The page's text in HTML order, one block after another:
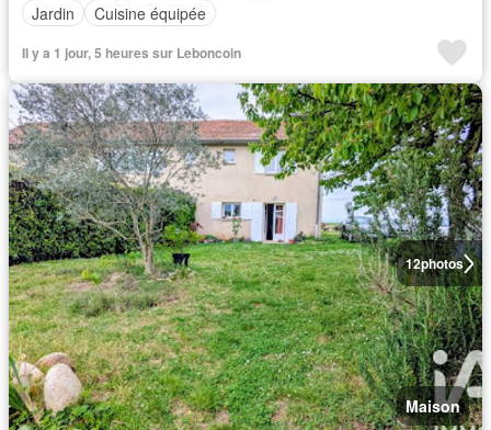
Jardin
Cuisine équipée
Il y a 1 jour, 5 heures sur Leboncoin
12photos
Maison